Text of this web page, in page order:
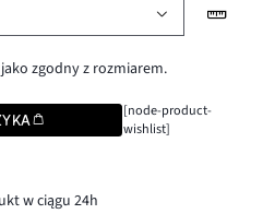
zgodny z rozmiarem.
[node-product-
wishlist]
w ciągu 24h